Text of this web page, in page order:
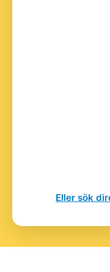
Eller sök